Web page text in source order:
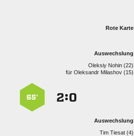
Rote Karte
Auswechslung
  
für  
:
65’
Auswechslung
  